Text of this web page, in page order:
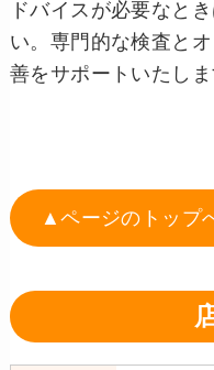
ドバイスが必要なと
い。専門的な検査と
善をサポートいたしま
▲ページのトップ